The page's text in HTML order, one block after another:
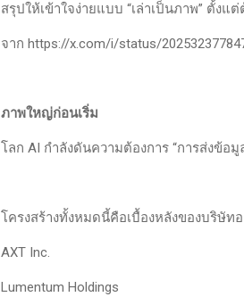
สรุปให้เข้าใจง่ายแบบ “เล่าเป็นภาพ” ตั้ง
จาก https://x.com/i/status/
ภาพใหญ่ก่อนเริ่ม
โลก AI กำลังดันความต้องการ “การส่งข้อมู
โครงสร้างทั้งหมดนี้คือเบื้องหลังของบริษัท
AXT Inc.
Lumentum Holdings